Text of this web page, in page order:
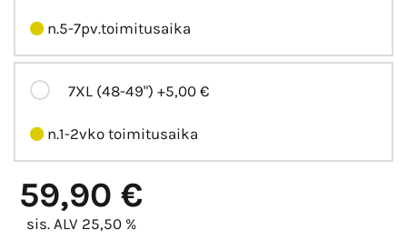
n.5-7pv.toimitusaika
7XL (48-49") +5,00 €
n.1-2vko toimitusaika
59,90 €
sis. ALV 25,50 %